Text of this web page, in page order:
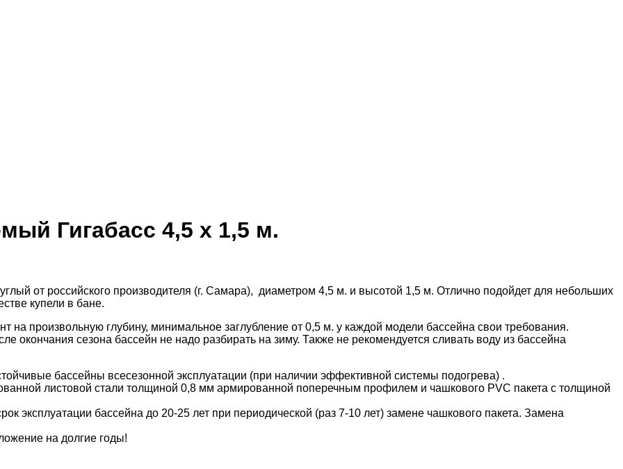
Гигабасс 4,5 х 1,5 м.
от российского производителя (г. Самара), диаметром 4,5 м. и высотой 1,5 м. Отлично подойдет для небольших
купели в бане.
на произвольную глубину, минимальное заглубление от 0,5 м. у каждой модели бассейна свои требования.
окончания сезона бассейн не надо разбирать на зиму. Также не рекомендуется сливать воду из бассейна
бассейны всесезонной эксплуатации (при наличии эффективной системы подогрева) .
листовой стали толщиной 0,8 мм армированной поперечным профилем и чашкового PVC пакета с толщиной
эксплуатации бассейна до 20-25 лет при периодической (раз 7-10 лет) замене чашкового пакета. Замена
на долгие годы!